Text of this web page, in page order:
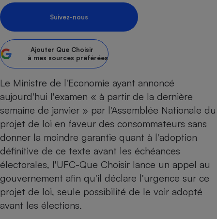
Suivez-nous
Ajouter Que Choisir
à mes sources préférées
Le Ministre de l'Economie ayant annoncé
aujourd'hui l'examen « à partir de la dernière
semaine de janvier » par l'Assemblée Nationale du
projet de loi en faveur des consommateurs sans
donner la moindre garantie quant à l'adoption
définitive de ce texte avant les échéances
électorales, l'UFC-Que Choisir lance un appel au
gouvernement afin qu'il déclare l'urgence sur ce
projet de loi, seule possibilité de le voir adopté
avant les élections.
Sécurité - Hygiène
Supermarché - Drive
Assurance
Banque - Crédit
Mutuelle
Circulation routière
Contrôle technique -
Comparateur auto
Comparatif hotte
Comparatif climatiseur
Comparatif aspirateur
Comparatif aspirateur
Comparatif cafetière
Comparatif robot cuiseur
Comparatif centrale
Électricité - Gaz
Comparatif imprimante
Comparatif ordinateur
Comparatif ultrabook
Comparatif tablette
Image et son
Informatique
Crédit immobilier
Comparatif radiateur
Aménagement
Bricolage - Jardinage
Chauffage
Produit d'entretien
Sécurité domestique
Hygiène - Beauté
Maladie - Médecine -
Système de santé -
Retraite
Choisir son fioul
Choisir son pellet
Comparateur assurance emprunteur
Energie Moins Chère Ensemble
Tous les comparateurs
Toutes les cartes interactives
Speedtest - Testez le débit de votre
connexion Internet